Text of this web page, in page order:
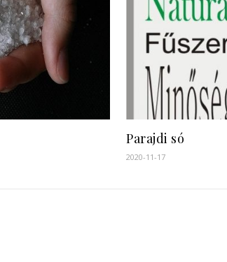
Parajdi só
2020-11-17